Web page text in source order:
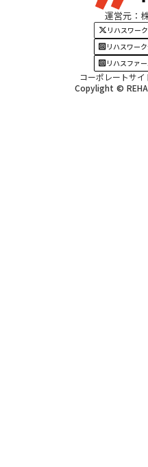
四国・九州エリア運営元：
リハスワー
リハスワー
リハスファ
コーポレートサイ
Copylight ©